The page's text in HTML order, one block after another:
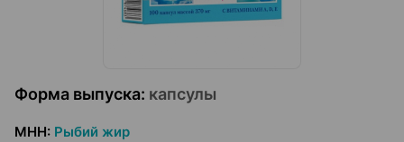
Форма выпуска: капсулы
МНН: Рыбий жир